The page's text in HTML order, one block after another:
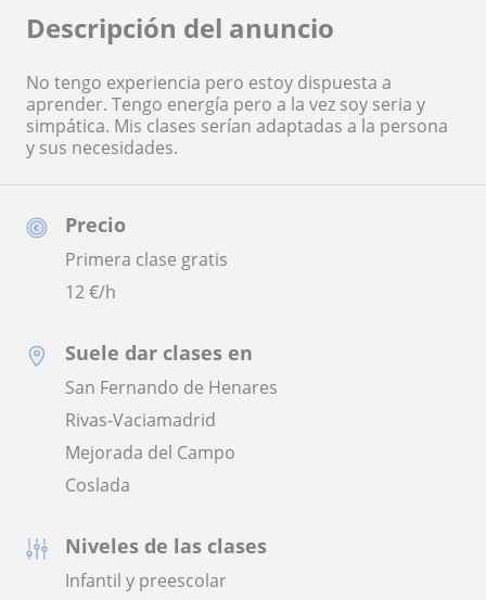
Precio
Primera clase gratis
12€/h
Suele dar clases en
San Fernando de Henares
Rivas-Vaciamadrid
Mejorada del Campo
Coslada
Niveles de las clases
Infantil y preescolar
Descripción del anuncio
No tengo experiencia pero estoy dispuesta a
aprender. Tengo energía pero a la vez soy seria y
simpática. Mis clases serían adaptadas a la persona
y sus necesidades.